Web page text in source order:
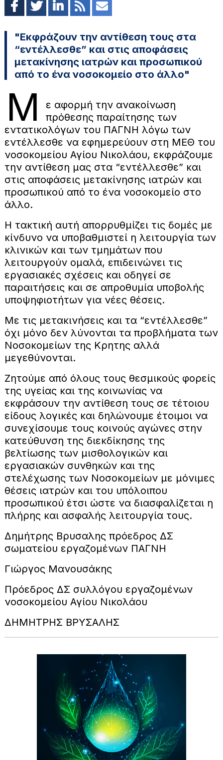
"Εκφράζουν την αντίθεση τους στα
“εντέλλεσθε” και στις αποφάσεις
μετακίνησης ιατρών και προσωπικού
από το ένα νοσοκομείο στο άλλο"
Μ
ε αφορμή την ανακοίνωση
πρόθεσης παραίτησης των
εντατικολόγων του ΠΑΓΝΗ λόγω των
εντέλλεσθε να εφημερεύουν στη ΜΕΘ του
νοσοκομείου Αγίου Νικολάου, εκφράζουμε
την αντίθεση μας στα “εντέλλεσθε” και
στις αποφάσεις μετακίνησης ιατρών και
προσωπικού από το ένα νοσοκομείο στο
άλλο.
Η τακτική αυτή απορρυθμίζει τις δομές με
κίνδυνο να υποβαθμιστεί η λειτουργία των
κλινικών και των τμημάτων που
λειτουργούν ομαλά, επιδεινώνει τις
εργασιακές σχέσεις και οδηγεί σε
παραιτήσεις και σε απροθυμία υποβολής
υποψηφιοτήτων για νέες θέσεις.
Με τις μετακινήσεις και τα “εντέλλεσθε”
όχι μόνο δεν λύνονται τα προβλήματα των
Νοσοκομείων της Κρητης αλλά
μεγεθύνονται.
Ζητούμε από όλους τους θεσμικούς φορείς
της υγείας και της κοινωνίας να
εκφράσουν την αντίθεση τους σε τέτοιου
είδους λογικές και δηλώνουμε έτοιμοι να
συνεχίσουμε τους κοινούς αγώνες στην
κατεύθυνση της διεκδίκησης της
βελτίωσης των μισθολογικών και
εργασιακών συνθηκών και της
στελέχωσης των Νοσοκομείων με μόνιμες
θέσεις ιατρών και του υπόλοιπου
προσωπικού έτσι ώστε να διασφαλίζεται η
πλήρης και ασφαλής λειτουργία τους.
Δημήτρης Βρυσαλης πρόεδρος ΔΣ
σωματείου εργαζομένων ΠΑΓΝΗ
Γιώργος Μανουσάκης
Πρόεδρος ΔΣ συλλόγου εργαζομένων
νοσοκομείου Αγίου Νικολάου
ΔΗΜΗΤΡΗΣ ΒΡΥΣΑΛΗΣ